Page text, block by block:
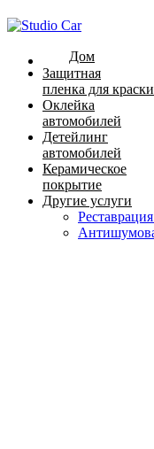
Дом
Защитная
пленка для краски
Оклейка
автомобилей
Детейлинг
автомобилей
Керамическое
покрытие
Другие услуги